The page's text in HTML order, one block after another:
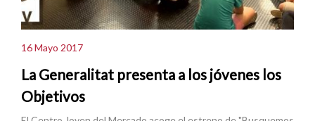
16 Mayo 2017
La Generalitat presenta a los jóvenes los
Objetivos